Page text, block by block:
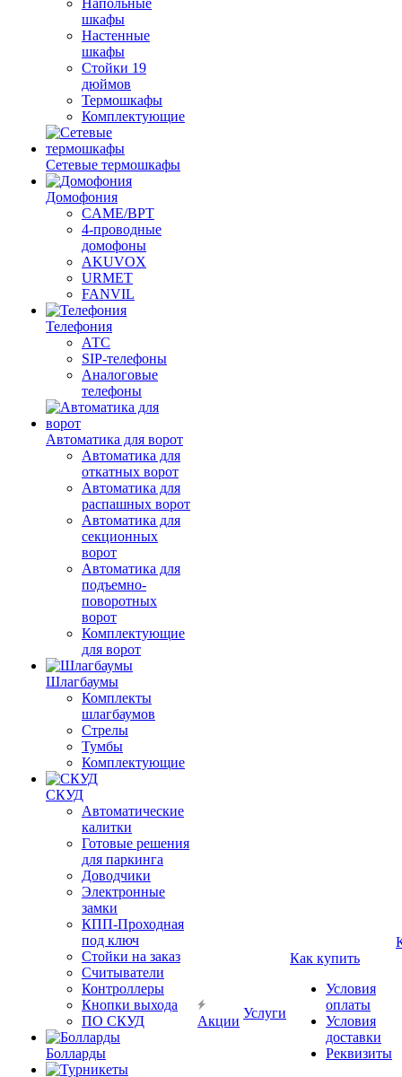
Напольные
шкафы
Настенные
шкафы
Стойки 19
дюймов
Термошкафы
Комплектующие
Сетевые термошкафы
Домофония
CAME/BPT
4-проводные
домофоны
AKUVOX
URMET
FANVIL
Телефония
АТС
SIP-телефоны
Аналоговые
телефоны
Автоматика для ворот
Автоматика для
откатных ворот
Автоматика для
распашных ворот
Автоматика для
секционных
ворот
Автоматика для
подъемно-
поворотных
ворот
Комплектующие
для ворот
Шлагбаумы
Комплекты
шлагбаумов
Стрелы
Тумбы
Комплектующие
СКУД
Автоматические
калитки
Готовые решения
для паркинга
Доводчики
Электронные
замки
КПП-Проходная
под ключ
Стойки на заказ
Считыватели
Контроллеры
Кнопки выхода
ПО СКУД
Болларды
Акции
Услуги
Как купить
Условия
оплаты
Условия
доставки
Реквизиты